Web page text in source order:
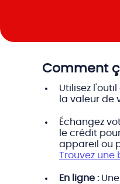
Comment
Utilisez
la valeur de
Échangez
le crédit
appareil ou
Trouvez une
En ligne :Une